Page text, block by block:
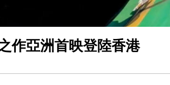
作亞洲首映登陸香港